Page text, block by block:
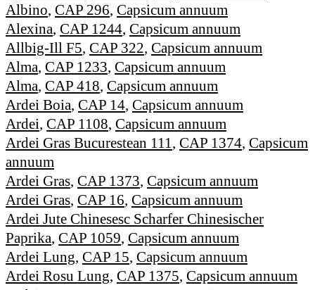
Albino, CAP 296, Capsicum annuum
Alexina, CAP 1244, Capsicum annuum
Allbig-Ill F5, CAP 322, Capsicum annuum
Alma, CAP 1233, Capsicum annuum
Alma, CAP 418, Capsicum annuum
Ardei Boia, CAP 14, Capsicum annuum
Ardei, CAP 1108, Capsicum annuum
Ardei Gras Bucurestean 111, CAP 1374, Capsicum
annuum
Ardei Gras, CAP 1373, Capsicum annuum
Ardei Gras, CAP 16, Capsicum annuum
Ardei Jute Chinesesc Scharfer Chinesischer
Paprika, CAP 1059, Capsicum annuum
Ardei Lung, CAP 15, Capsicum annuum
Ardei Rosu Lung, CAP 1375, Capsicum annuum